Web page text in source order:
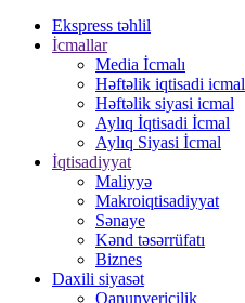
Ekspress təhlil
İcmallar
Media İcmalı
Həftəlik iqtisadi icmal
Həftəlik siyasi icmal
Aylıq İqtisadi İcmal
Aylıq Siyasi İcmal
İqtisadiyyat
Maliyyə
Makroiqtisadiyyat
Sənaye
Kənd təsərrüfatı
Biznes
Daxili siyasət
Qanunvericilik